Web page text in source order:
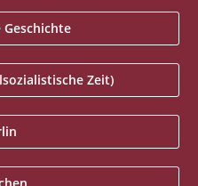
Geschichte
Zeit)